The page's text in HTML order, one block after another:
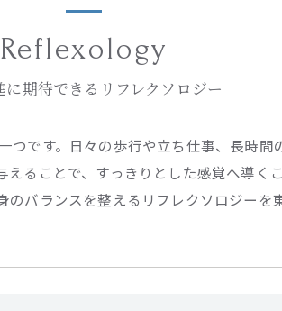
に期待できるリフレクソロジー
Reflexology
です。日々の歩行や立ち仕事、長時
ることで、すっきりとした感覚へ導く
バランスを整えるリフレクソロジーを